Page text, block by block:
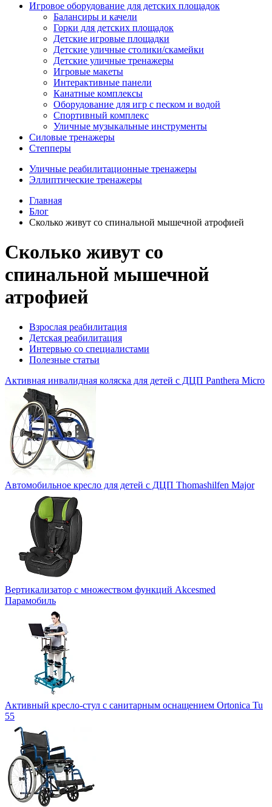
Игровое оборудование для детских площадок
Балансиры и качели
Горки для детских площадок
Детские игровые площадки
Детские уличные столики/скамейки
Детские уличные тренажеры
Игровые макеты
Интерактивные панели
Канатные комплексы
Оборудование для игр с песком и водой
Спортивный комплекс
Уличные музыкальные инструменты
Силовые тренажеры
Степперы
Уличные реабилитационные тренажеры
Эллиптические тренажеры
Главная
Блог
Сколько живут со спинальной мышечной атрофией
Сколько живут со
спинальной мышечной
атрофией
Взрослая реабилитация
Детская реабилитация
Интервью со специалистами
Полезные статьи
Активная инвалидная коляска для детей с ДЦП Panthera Micro
Автомобильное кресло для детей с ДЦП Thomashilfen Major
Вертикализатор с множеством функций Akcesmed
Парамобиль
Активный кресло-стул с санитарным оснащением Ortonica Tu
55